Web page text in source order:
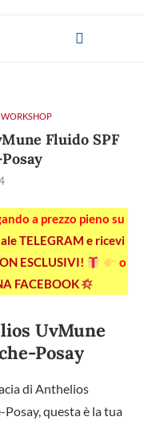
Fluido SPF
a prezzo pieno su
TELEGRAM e ricevi
ESCLUSIVI!
o
FACEBOOK
UvMune
Posay
di Anthelios
questa è la tua